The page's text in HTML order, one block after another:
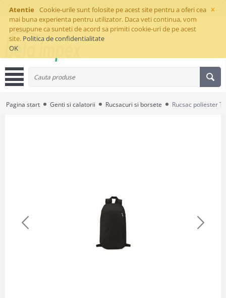
×
Atentie
Cookie-urile sunt folosite pe acest site pentru a oferi cea
mai buna experienta pentru utilizator. Daca veti continua, vom
presupune ca sunteti de acord sa primiti cookie-uri de pe acest
site. Politica de confidentialitate
OK
Pagina start Genti si calatorii Rucsacuri si borsete Rucsac poliester